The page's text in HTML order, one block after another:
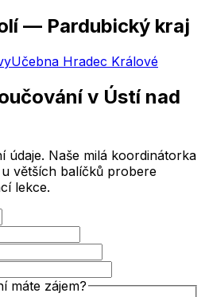
— Pardubický kraj
Učebna Hradec Králové
v Ústí nad
údaje. Naše milá koordinátorka
větších balíčků probere
lekce.
máte zájem?